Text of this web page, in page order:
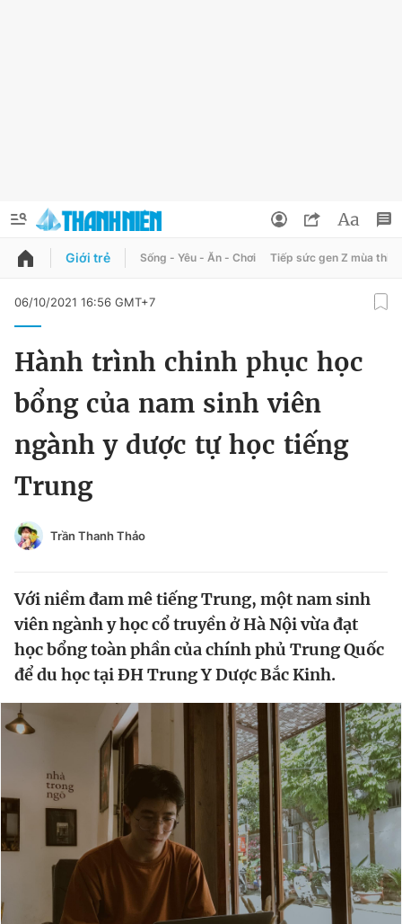
QUẢNG CÁO
Chuyên mục khác
Chào ngày mới Tin 24h
Tin thị trường
Sản phẩm khác
Tiện ích Bạn cần biết
Thông tin tòa soạn Liên hệ quảng cáo
Đọc Thanh Niên trên điện thoại
Đổi mật khẩu
Tin đã lưu
Tin đã xem
Đăng xuất
Giới trẻ Sống - Yêu - Ăn - Chơi Tiếp sức gen Z mùa thi
06/10/2021 16:56 GMT+7
Hành trình chinh phục học
bổng của nam sinh viên
ngành y dược tự học tiếng
Trung
Trần Thanh Thảo
Với niềm đam mê tiếng Trung, một nam sinh
viên ngành y học cổ truyền ở Hà Nội vừa đạt
học bổng toàn phần của chính phủ Trung Quốc
để du học tại ĐH Trung Y Dược Bắc Kinh.